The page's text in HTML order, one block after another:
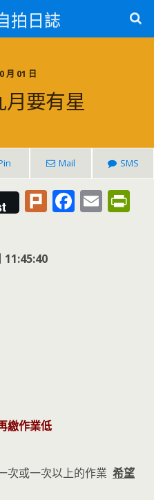
拍日誌
月 01 日
月要有星
Mail SMS
Pl F E
11:45:40
繳作業低
次或一次以上的作業 希望